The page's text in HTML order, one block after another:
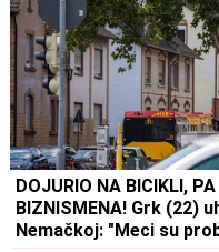
DOJURIO NA BICIKLI,
BIZNISMENA! Grk (22)
Nemačkoj: "Meci su